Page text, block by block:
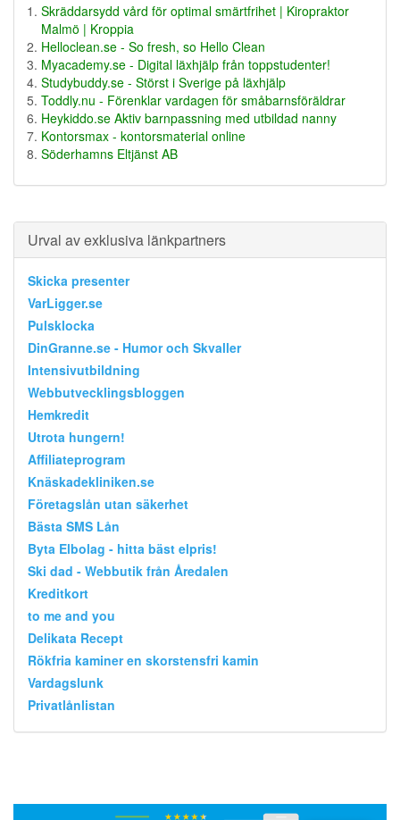
Skräddarsydd vård för optimal smärtfrihet | Kiropraktor
Malmö | Kroppia
Helloclean.se - So fresh, so Hello Clean
Myacademy.se - Digital läxhjälp från toppstudenter!
Studybuddy.se - Störst i Sverige på läxhjälp
Toddly.nu - Förenklar vardagen för småbarnsföräldrar
Heykiddo.se Aktiv barnpassning med utbildad nanny
Kontorsmax - kontorsmaterial online
Söderhamns Eltjänst AB
Urval av exklusiva länkpartners
Skicka presenter
VarLigger.se
Pulsklocka
DinGranne.se - Humor och Skvaller
Intensivutbildning
Webbutvecklingsbloggen
Hemkredit
Utrota hungern!
Affiliateprogram
Knäskadekliniken.se
Företagslån utan säkerhet
Bästa SMS Lån
Byta Elbolag - hitta bäst elpris!
Ski dad - Webbutik från Åredalen
Kreditkort
to me and you
Delikata Recept
Rökfria kaminer en skorstensfri kamin
Vardagslunk
Privatlånlistan